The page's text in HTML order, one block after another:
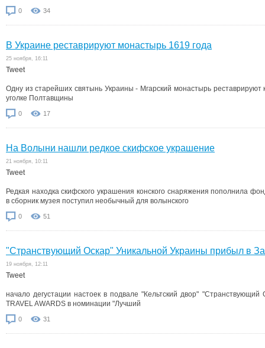
0 34
В Украине реставрируют монастырь 1619 года
25 ноября, 16:11
Tweet
Одну из старейших святынь Украины - Мгарский монастырь
уголке Полтавщины
0 17
На Волыни нашли редкое скифское украшение
21 ноября, 10:11
Tweet
Редкая находка скифского украшения конского снаряжения пополнила
в сборник музея поступил необычный для волынского
0 51
"Странствующий Оскар" Уникальной Украины прибыл в
19 ноября, 12:11
Tweet
начало дегустации настоек в подвале "Кельтский двор"
TRAVEL AWARDS в номинации "Лучший
0 31